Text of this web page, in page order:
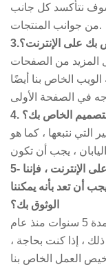
سوف نتأكسد كل جانب
من جوانب المنتجات.
بك على الإنترنت؟
المزيد من الصفحات
الخاص بنا أيضًا
التصميم الخاص بك؟
التي نتبعها ، كما هو
5- بشكل عام ، عندما نبحث عن موردين على الإنترنت ، فإننا
أن تعد بأنه يمكننا
الوثوق بك؟
كما تعلمون ، نحن شباب ، لكننا نجونا لمدة 5 سنوات منذ عام
ذلك ، إذا كنت بحاجة ،